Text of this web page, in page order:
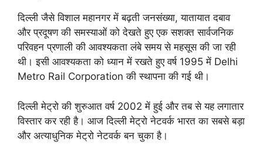
दिल्ली जैसे विशाल महानगर में बढ़ती जनसंख्या, यातायात दबाव
और प्रदूषण की समस्याओं को देखते हुए एक सशक्त सार्वजनिक
परिवहन प्रणाली की आवश्यकता लंबे समय से महसूस की जा रही
थी। इसी आवश्यकता को ध्यान में रखते हुए वर्ष 1995 में Delhi
Metro Rail Corporation की स्थापना की गई थी।
दिल्ली मेट्रो की शुरुआत वर्ष 2002 में हुई और तब से यह लगातार
विस्तार कर रही है। आज दिल्ली मेट्रो नेटवर्क भारत का सबसे बड़ा
और अत्याधुनिक मेट्रो नेटवर्क बन चुका है।